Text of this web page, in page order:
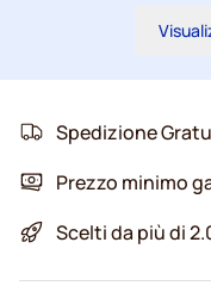
Spedizione
Prezzo minimo
Scelti da più di